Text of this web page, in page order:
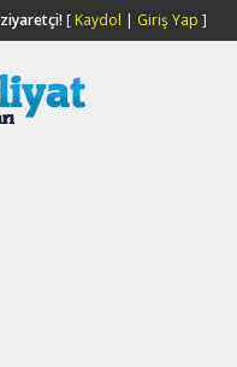
ziyaretçi![ Kaydol | Giriş Yap ]